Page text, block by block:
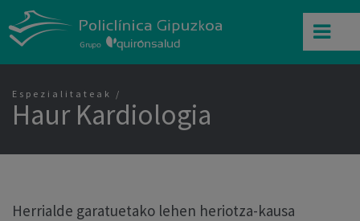
Espezialitateak
Haur Kardiologia
Herrialde garatuetako lehen heriotza-kausa